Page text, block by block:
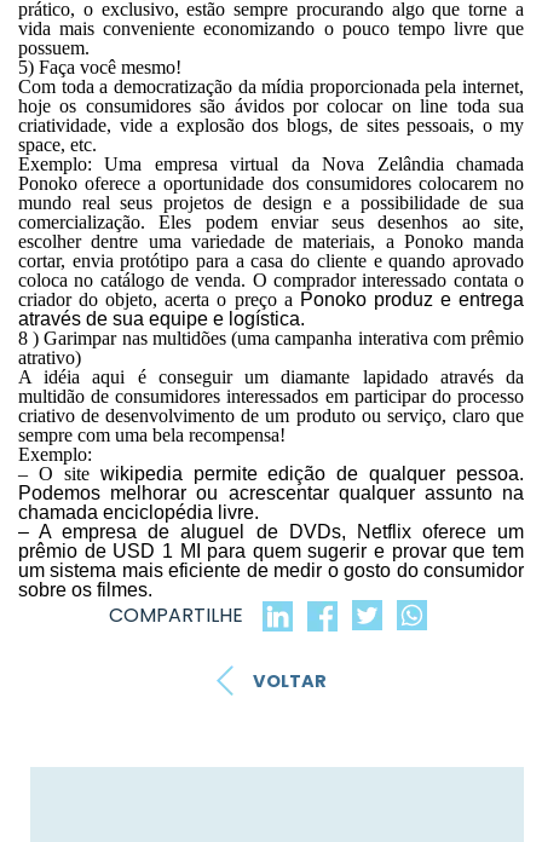
prático, o exclusivo, estão sempre procurando algo que torne a
vida mais conveniente economizando o pouco tempo livre que
possuem.
5) Faça você mesmo!
Com toda a democratização da mídia proporcionada pela internet,
hoje os consumidores são ávidos por colocar on line toda sua
criatividade, vide a explosão dos blogs, de sites pessoais, o my
space, etc.
Exemplo: Uma empresa virtual da Nova Zelândia chamada
Ponoko oferece a oportunidade dos consumidores colocarem no
mundo real seus projetos de design e a possibilidade de sua
comercialização. Eles podem enviar seus desenhos ao site,
escolher dentre uma variedade de materiais, a Ponoko manda
cortar, envia protótipo para a casa do cliente e quando aprovado
coloca no catálogo de venda. O comprador interessado contata o
criador do objeto, acerta o preço a Ponoko produz e entrega
através de sua equipe e logística.
8 ) Garimpar nas multidões (uma campanha interativa com prêmio
atrativo)
A idéia aqui é conseguir um diamante lapidado através da
multidão de consumidores interessados em participar do processo
criativo de desenvolvimento de um produto ou serviço, claro que
sempre com uma bela recompensa!
Exemplo:
– O site wikipedia permite edição de qualquer pessoa.
Podemos melhorar ou acrescentar qualquer assunto na
chamada enciclopédia livre.
– A empresa de aluguel de DVDs, Netflix oferece um
prêmio de USD 1 MI para quem sugerir e provar que tem
um sistema mais eficiente de medir o gosto do consumidor
sobre os filmes.
COMPARTILHE
VOLTAR